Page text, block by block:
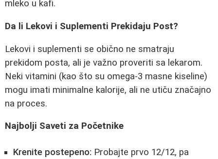
mleko u kafi.
Da li Lekovi i Suplementi Prekidaju Post?
Lekovi i suplementi se obično ne smatraju
prekidom posta, ali je važno proveriti sa lekarom.
Neki vitamini (kao što su omega-3 masne kiseline)
mogu imati minimalne kalorije, ali ne utiču značajno
na proces.
Najbolji Saveti za Početnike
Krenite postepeno: Probajte prvo 12/12, pa